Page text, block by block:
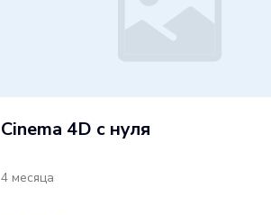
Cinema 4D с нуля
4 месяца